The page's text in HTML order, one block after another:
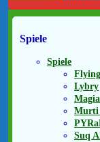
Spiele
Spiele
Lybry
Murti
Suq